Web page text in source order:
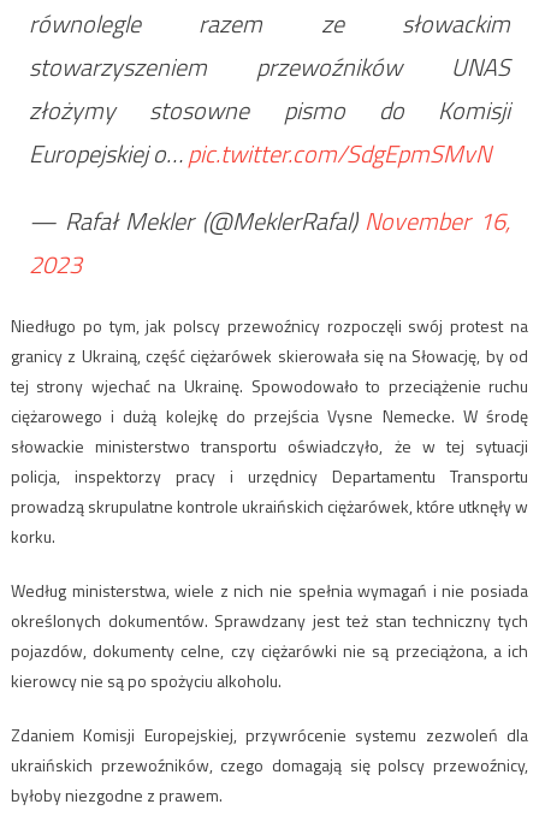
równolegle razem ze słowackim
stowarzyszeniem przewoźników UNAS
złożymy stosowne pismo do Komisji
Europejskiej o…pic.twitter.com/SdgEpmSMvN
— Rafał Mekler (@MeklerRafal)November 16,
2023
Niedługo po tym, jak polscy przewoźnicy rozpoczęli swój protest na
granicy z Ukrainą, część ciężarówek skierowała się na Słowację, by od
tej strony wjechać na Ukrainę. Spowodowało to przeciążenie ruchu
ciężarowego i dużą kolejkę do przejścia Vysne Nemecke. W środę
słowackie ministerstwo transportu oświadczyło, że w tej sytuacji
policja, inspektorzy pracy i urzędnicy Departamentu Transportu
prowadzą skrupulatne kontrole ukraińskich ciężarówek, które utknęły w
korku.
Według ministerstwa, wiele z nich nie spełnia wymagań i nie posiada
określonych dokumentów. Sprawdzany jest też stan techniczny tych
pojazdów, dokumenty celne, czy ciężarówki nie są przeciążona, a ich
kierowcy nie są po spożyciu alkoholu.
Zdaniem Komisji Europejskiej, przywrócenie systemu zezwoleń dla
ukraińskich przewoźników, czego domagają się polscy przewoźnicy,
byłoby niezgodne z prawem.